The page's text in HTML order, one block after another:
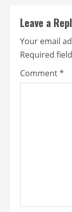
Leave a
Your email
Required
Comment*